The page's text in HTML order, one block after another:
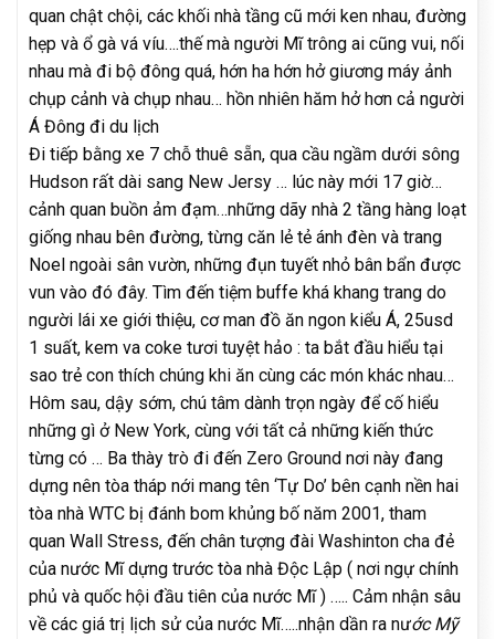
quan chật chội, các khối nhà tầng cũ mới ken nhau, đường
hẹp và ổ gà vá víu….thế mà người Mĩ trông ai cũng vui, nối
nhau mà đi bộ đông quá, hớn ha hớn hở giương máy ảnh
chụp cảnh và chụp nhau… hồn nhiên hăm hở hơn cả người
Á Đông đi du lịch
Đi tiếp bằng xe 7 chỗ thuê sẵn, qua cầu ngầm dưới sông
Hudson rất dài sang New Jersy … lúc này mới 17 giờ…
cảnh quan buồn ảm đạm…những dãy nhà 2 tầng hàng loạt
giống nhau bên đường, từng căn lẻ tẻ ánh đèn và trang
Noel ngoài sân vườn, những đụn tuyết nhỏ bân bẩn được
vun vào đó đây. Tìm đến tiệm buffe khá khang trang do
người lái xe giới thiệu, cơ man đồ ăn ngon kiểu Á, 25usd
1 suất, kem va coke tươi tuyệt hảo : ta bắt đầu hiểu tại
sao trẻ con thích chúng khi ăn cùng các món khác nhau…
Hôm sau, dậy sớm, chú tâm dành trọn ngày để cố hiểu
những gì ở New York, cùng với tất cả những kiến thức
từng có … Ba thày trò đi đến Zero Ground nơi này đang
dựng nên tòa tháp nới mang tên ‘Tự Do’ bên cạnh nền hai
tòa nhà WTC bị đánh bom khủng bố năm 2001, tham
quan Wall Stress, đến chân tượng đài Washinton cha đẻ
của nước Mĩ dựng trước tòa nhà Độc Lập ( nơi ngự chính
phủ và quốc hội đầu tiên của nước Mĩ ) ….. Cảm nhận sâu
về các giá trị lịch sử của nước Mĩ…..nhận dần ra nước Mỹ